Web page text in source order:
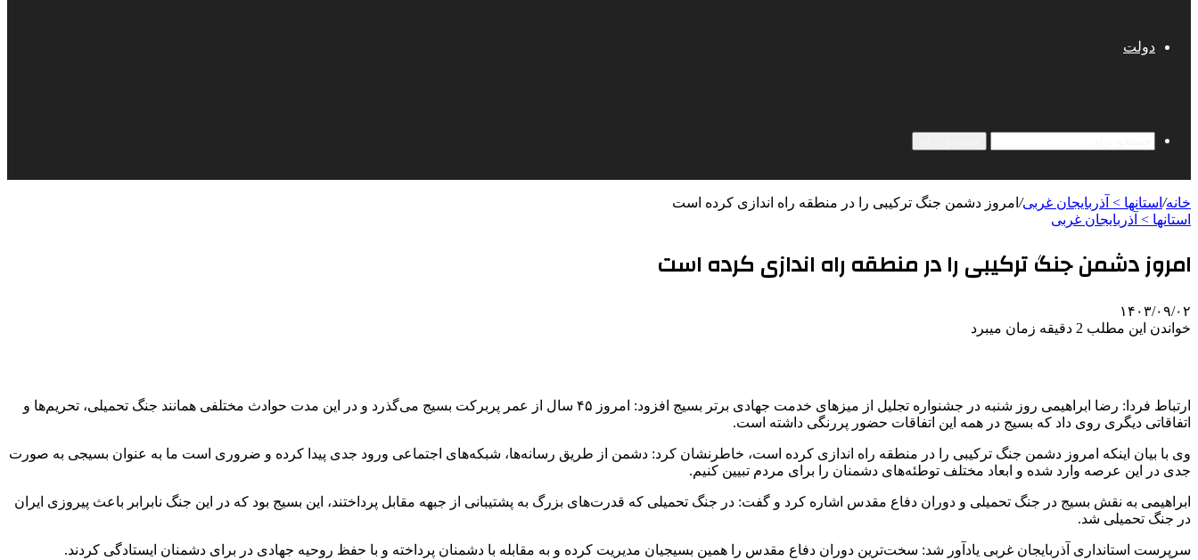
دولت
خانه/ استانها > آذربایجان غربی/ امروز دشمن جنگ ترکیبی را در منطقه راه اندازی کرده است
استانها > آذربایجان غربی
امروز دشمن جنگ ترکیبی را در منطقه راه اندازی کرده است
۱۴۰۳/۰۹/۰۲
خواندن این مطلب 2 دقیقه زمان میبرد
ارتباط فردا: رضا ابراهیمی روز شنبه در جشنواره تجلیل از میزهای خدمت جهادی برتر بسیج افزود: امروز ۴۵ سال از عمر پربرکت بسیج می‌گذرد و در این مدت حوادث مختلفی همانند جنگ تحمیلی، تحریم‌ها و
اتفاقاتی دیگری روی داد که بسیج در همه این اتفاقات حضور پررنگی داشته است.
وی با بیان اینکه امروز دشمن جنگ ترکیبی را در منطقه راه اندازی کرده است، خاطرنشان کرد: دشمن از طریق رسانه‌ها، شبکه‌های اجتماعی ورود جدی پیدا کرده و ضروری است ما به عنوان بسیجی به صورت
جدی در این عرصه وارد شده و ابعاد مختلف توطئه‌های دشمنان را برای مردم تبیین کنیم.
ابراهیمی به نقش بسیج در جنگ تحمیلی و دوران دفاع مقدس اشاره کرد و گفت: در جنگ تحمیلی که قدرت‌های بزرگ به پشتیبانی از جبهه مقابل پرداختند، این بسیج بود که در این جنگ نابرابر باعث پیروزی ایران
در جنگ تحمیلی شد.
سرپرست استانداری آذربایجان غربی یادآور شد: سخت‌ترین دوران دفاع مقدس را همین بسیجیان مدیریت کرده و به مقابله با دشمنان پرداخته و با حفظ روحیه جهادی در برای دشمنان ایستادگی کردند.